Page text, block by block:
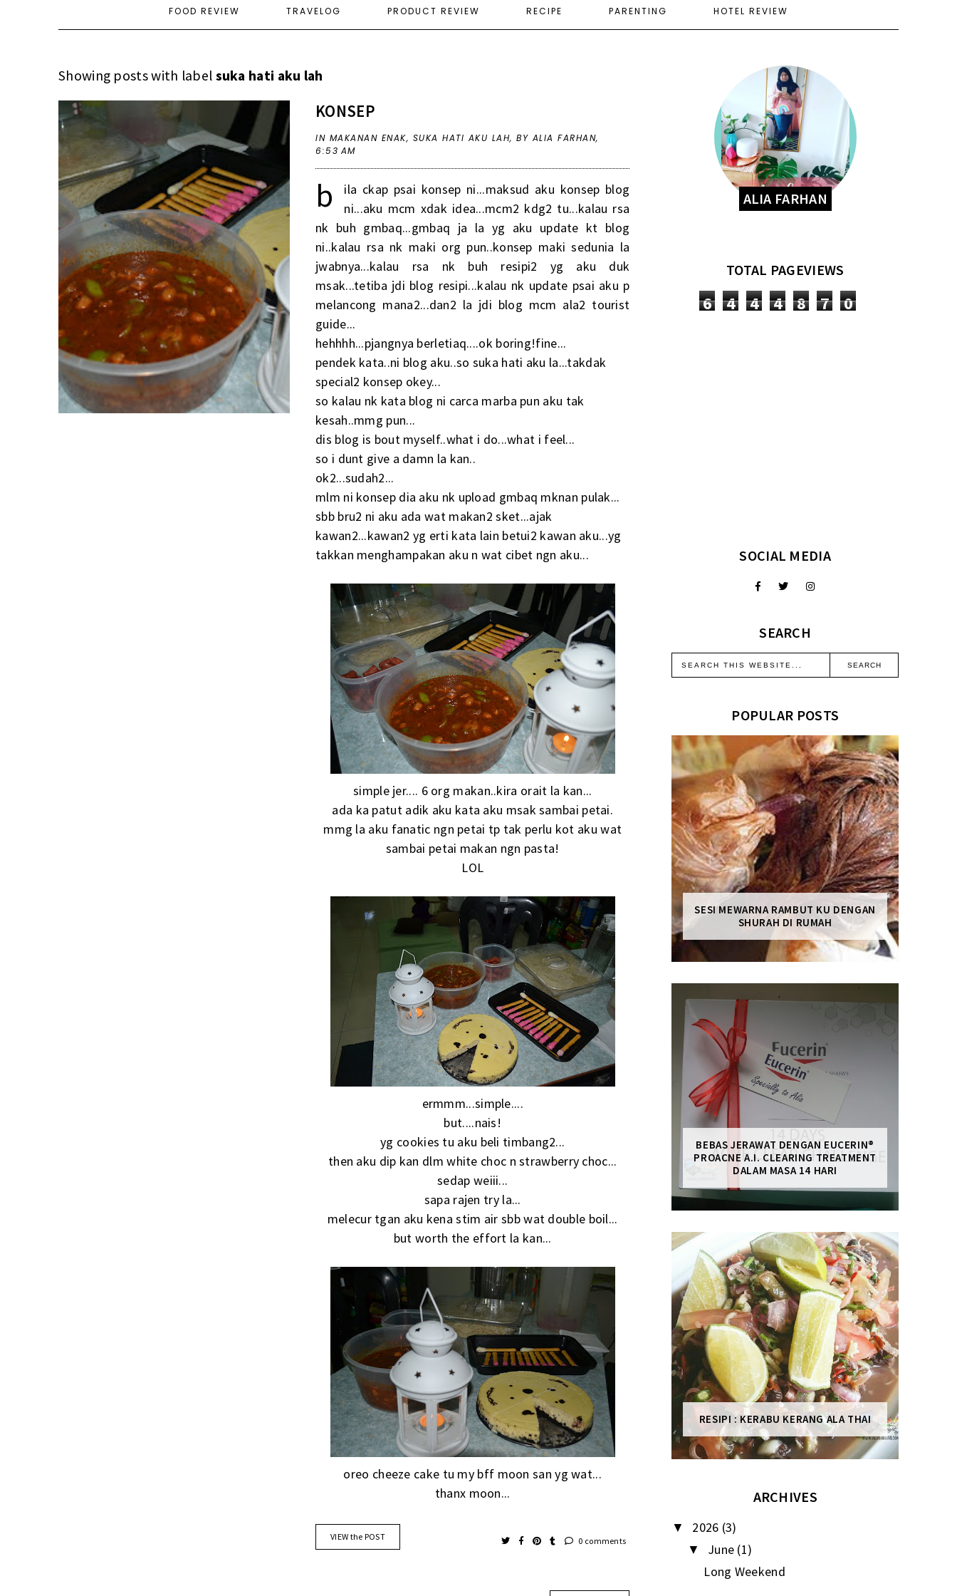
FOOD REVIEW TRAVELOG PRODUCT REVIEW RECIPE PARENTING HOTEL REVIEW
Showing posts with label suka hati aku lah
KONSEP
IN MAKANAN ENAK, SUKA HATI AKU LAH,BY ALIA FARHAN,
6:53 AM
b
ila ckap psai konsep ni...maksud aku konsep blog
ni...aku mcm xdak idea...mcm2 kdg2 tu...kalau rsa
nk buh gmbaq...gmbaq ja la yg aku update kt blog
ni..kalau rsa nk maki org pun..konsep maki sedunia la
jwabnya...kalau rsa nk buh resipi2 yg aku duk
msak...tetiba jdi blog resipi...kalau nk update psai aku p
melancong mana2...dan2 la jdi blog mcm ala2 tourist
guide...
hehhhh...pjangnya berletiaq....ok boring!fine...
pendek kata..ni blog aku..so suka hati aku la...takdak
special2 konsep okey...
so kalau nk kata blog ni carca marba pun aku tak
kesah..mmg pun...
dis blog is bout myself..what i do...what i feel...
so i dunt give a damn la kan..
ok2...sudah2...
mlm ni konsep dia aku nk upload gmbaq mknan pulak...
sbb bru2 ni aku ada wat makan2 sket...ajak
kawan2...kawan2 yg erti kata lain betui2 kawan aku...yg
takkan menghampakan aku n wat cibet ngn aku...
simple jer.... 6 org makan..kira orait la kan...
ada ka patut adik aku kata aku msak sambai petai.
mmg la aku fanatic ngn petai tp tak perlu kot aku wat
sambai petai makan ngn pasta!
LOL
ermmm...simple....
but....nais!
yg cookies tu aku beli timbang2...
then aku dip kan dlm white choc n strawberry choc...
sedap weiii...
sapa rajen try la...
melecur tgan aku kena stim air sbb wat double boil...
but worth the effort la kan...
oreo cheeze cake tu my bff moon san yg wat...
thanx moon...
VIEW the POST 0 comments
ALIA FARHAN
TOTAL PAGEVIEWS
6 4 4 4 8 7 0
SOCIAL MEDIA
SEARCH
POPULAR POSTS
SESI MEWARNA RAMBUT KU DENGAN
SHURAH DI RUMAH
BEBAS JERAWAT DENGAN EUCERIN®
PROACNE A.I. CLEARING TREATMENT
DALAM MASA 14 HARI
RESIPI : KERABU KERANG ALA THAI
ARCHIVES
▼ 2026 (3)
▼ June (1)
Long Weekend